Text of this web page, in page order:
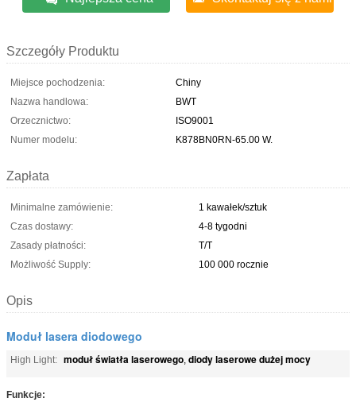
Szczegóły Produktu
Miejsce pochodzenia:
Chiny
Nazwa handlowa:
BWT
Orzecznictwo:
ISO9001
Numer modelu:
K878BN0RN-65.00 W.
Zapłata
Minimalne zamówienie:
1 kawałek/sztuk
Czas dostawy:
4-8 tygodni
Zasady płatności:
T/T
Możliwość Supply:
100 000 rocznie
Opis
Moduł lasera diodowego
High Light: moduł światła laserowego, diody laserowe dużej mocy
Funkcje: